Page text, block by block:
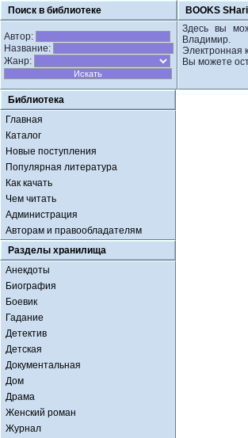
Поиск в библиотеке BOOKS
Автор:
Название:
Жанр:
Здесь вы
Владимир.
Электронная
Вы можете
Библиотека
Главная
Каталог
Новые поступления
Популярная литература
Как качать
Чем читать
Администрация
Авторам и правообладателям
Разделы хранилища
Анекдоты
Биография
Боевик
Гадание
Детектив
Детская
Документальная
Дом
Драма
Женский роман
Журнал